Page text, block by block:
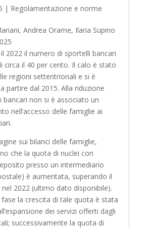
| Regolamentazione e norme
Andrea Orame, Ilaria Supino
2022 il numero di sportelli bancari
circa il 40 per cento. Il calo è stato
regioni settentrionali e si è
partire dal 2015. Alla riduzione
bancari non si è associato un
nell’accesso delle famiglie ai
sui bilanci delle famiglie,
che la quota di nuclei con
presso un intermediario
è aumentata, superando il
2022 (ultimo dato disponibile).
la crescita di tale quota è stata
dei servizi offerti dagli
successivamente la quota di